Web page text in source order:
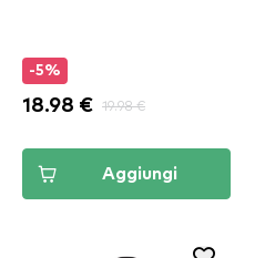
-5%
18.98 € 19.98 €
Aggiungi